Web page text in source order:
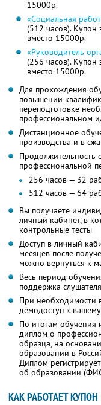
15000р.
«Социальная
(512 часов). Купон
вместо 15000р.
«Руководитель
(256 часов). Купон
вместо 15000р.
Для прохождения
повышении
переподготовке
профессиональном
Дистанционное
производства и в
Продолжительность
профессиональной
256 часов — 32
512 часов — 64
Вы получаете
личный кабинет, в
контрольные тесты
Доступ в личный
месяцев после
можно вернуться к
Весь период
поддержка слушателя
При необходимости
демодоступ к
По итогам обучения
диплом о
образца, на
образовании в
Диплом
об образовании
КАК РАБОТАЕТ КУПОН